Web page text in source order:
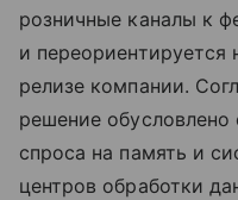
розничные каналы к
и переориентируется
релизе компании.
решение
спроса на память и
центров обработки